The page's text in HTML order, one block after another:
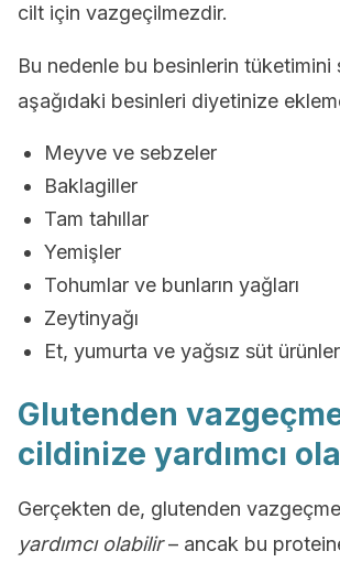
cilt için vazgeçilmezdir.
Bu nedenle bu besinlerin tüketimini
aşağıdaki besinleri diyetinize
Meyve ve sebzeler
Baklagiller
Tam tahıllar
Yemişler
Tohumlar ve bunların yağları
Zeytinyağı
Et, yumurta ve yağsız süt
Glutenden
cildinize yardımcı
Gerçekten de, glutenden
yardımcı olabilir– ancak bu